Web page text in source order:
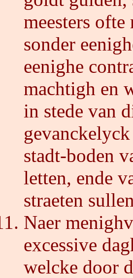
meesters ofte
sonder
eenighe
machtigh en
in stede van
stadt-boden
letten, ende
straeten
Naer
excessive
welcke door